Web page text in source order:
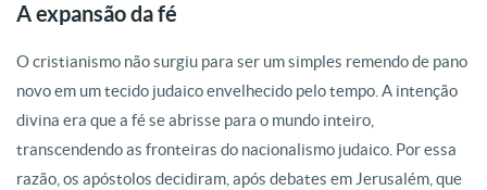
A expansão da fé
O cristianismo não surgiu para ser um simples remendo de pano
novo em um tecido judaico envelhecido pelo tempo. A intenção
divina era que a fé se abrisse para o mundo inteiro,
transcendendo as fronteiras do nacionalismo judaico. Por essa
razão, os apóstolos decidiram, após debates em Jerusalém, que